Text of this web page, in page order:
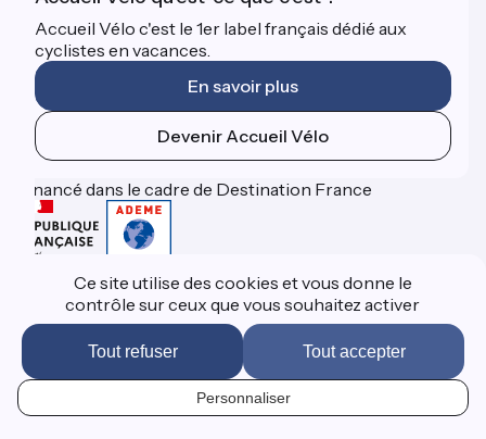
Accueil Vélo c'est le 1er label français dédié aux
cyclistes en vacances.
En savoir plus
Devenir Accueil Vélo
Financé dans le cadre de Destination France
Espace Pro
Presse
Mentions légales
Contact
Réalisation :
et France Vélo Tourisme
Ce site utilise des cookies et vous donne le
contrôle sur ceux que vous souhaitez activer
Tout accepter
Tout refuser
Personnaliser